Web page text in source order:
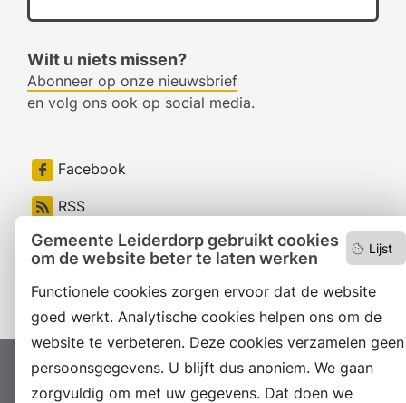
Lijst
Gemeente Leiderdorp gebruikt cookies
om de website beter te laten werken
Functionele cookies zorgen ervoor dat de website
goed werkt. Analytische cookies helpen ons om de
website te verbeteren. Deze cookies verzamelen geen
persoonsgegevens. U blijft dus anoniem. We gaan
zorgvuldig om met uw gegevens. Dat doen we
Wilt u niets missen?
Abonneer op onze nieuwsbrief
en volg ons ook op social media.
Facebook
RSS
LinkedIn
Proclaimer Colofon
Toegankelijkheid